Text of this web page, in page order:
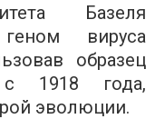
Базеля
вируса
образец
с 1918 года,
эволюции.